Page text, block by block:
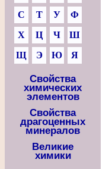
С
Т У
Ф
Х
Ц Ч
Ш
Щ
Э Ю Я
Свойства
химических
элементов
Свойства
драгоценных
минералов
Великие
химики